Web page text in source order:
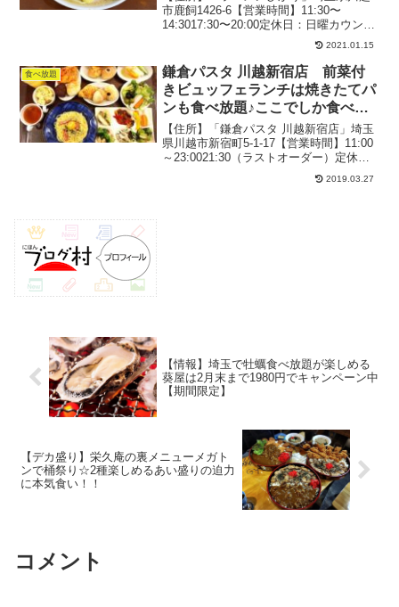
市鹿飼1426-6【営業時間】11:30〜
14:3017:30〜20:00定休日：日曜カウンタ
ー、テーブル席、座敷有り駐車場：あり
2021.1月（平日）：12時過ぎ待ち４組く
らいコロナの影響で営業時間など...
2021.01.15
食べ放題
鎌倉パスタ 川越新宿店 前菜付
きビュッフェランチは焼きたてパ
ンも食べ放題♪ここでしか食べれ
ないメニューを紹介
【住所】「鎌倉パスタ 川越新宿店」埼玉
県川越市新宿町5-1-17【営業時間】11:00
～23:0021:30（ラストオーダー）定休
日：無休TEL：049-249-8309127席テーブ
ル席駐車場：42台禁煙2018.10月（平
2019.03.27
【情報】埼玉で牡蠣食べ放題が楽しめる
葵屋は2月末まで1980円でキャンペーン中
【期間限定】
【デカ盛り】栄久庵の裏メニューメガト
ンで桶祭り☆2種楽しめるあい盛りの迫力
に本気食い！！
コメント